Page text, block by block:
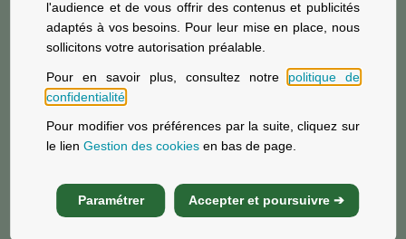
l'audience et de vous offrir des contenus et publicités
adaptés à vos besoins. Pour leur mise en place, nous
sollicitons votre autorisation préalable.
Pour en savoir plus, consultez notre politique de
confidentialité
Pour modifier vos préférences par la suite, cliquez sur
le lienGestion des cookies en bas de page.
Paramétrer Accepter et poursuivre ➔